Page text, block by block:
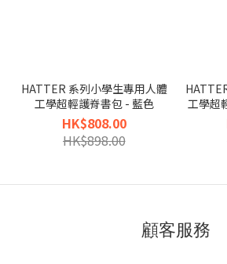
HATTER 系列小學生專用人體
工學超輕護脊書包 - 藍色
HK$808.00
HK$898.00
工學超
顧客服務